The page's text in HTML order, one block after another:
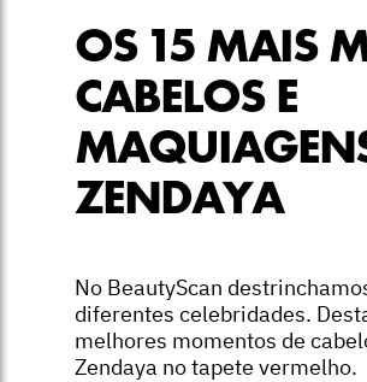
OS 15 MAIS
CABELOS E
ZENDAYA
No BeautyScan
diferentes celebridades.
melhores momentos de
Zendaya no tapete vermelho.